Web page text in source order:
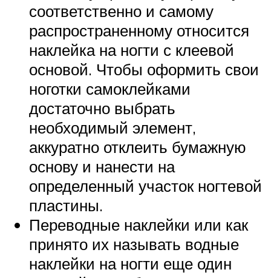
соответственно и самому
распространенному относится
наклейка на ногти с клеевой
основой. Чтобы оформить свои
ноготки самоклейками
достаточно выбрать
необходимый элемент,
аккуратно отклеить бумажную
основу и нанести на
определенный участок ногтевой
пластины.
Переводные наклейки или как
принято их называть водные
наклейки на ногти еще один